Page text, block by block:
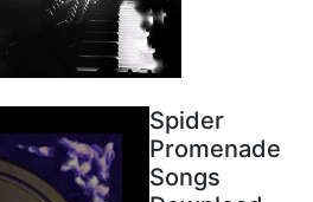
Spider
Promenade
Songs